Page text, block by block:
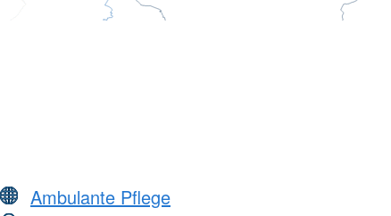
Ambulante Pflege